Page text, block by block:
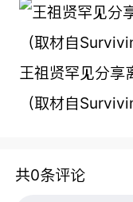
王祖贤罕见分享
（取材自
共0条评论